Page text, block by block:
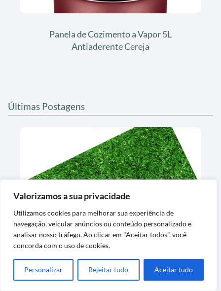
Valorizamos a sua privacidade
Utilizamos cookies para melhorar sua experiência de
navegação, veicular anúncios ou conteúdo personalizado e
analisar nosso tráfego. Ao clicar em "Aceitar todos", você
concorda com o uso de cookies.
Personalizar Rejeitar tudo Aceitar tudo
Panela de Cozimento a Vapor 5L
Antiaderente Cereja
Últimas Postagens
Tapete de Grama Sintética Decorativa
Lavável Exclusiva